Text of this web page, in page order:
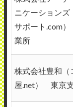
ニケーションズ
サポート.com
業所
株式会社豊和（
屋.net） 東京